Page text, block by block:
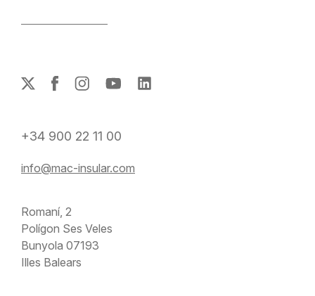
+34 900 22 11 00
info@mac-insular.com
Romaní, 2
Polígon Ses Veles
Bunyola 07193
Illes Balears